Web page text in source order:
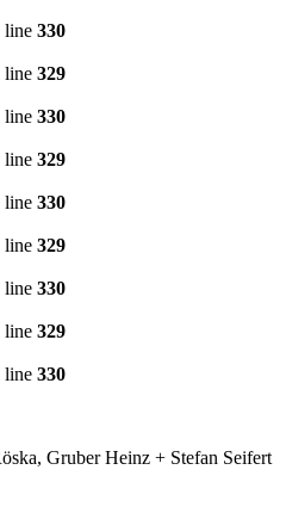
line 330
line 329
line 330
line 329
line 330
line 329
line 330
line 329
line 330
Gruber Heinz + Stefan Seifert